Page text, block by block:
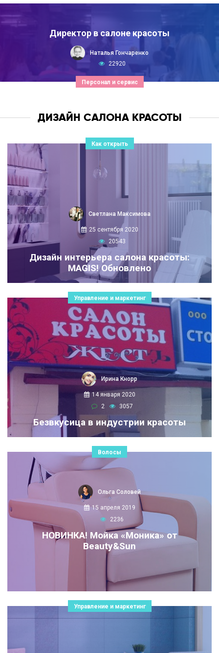
Персонал и сервис
Директор в салоне красоты
Наталья Гончаренко
22920
ДИЗАЙН САЛОНА КРАСОТЫ
Как открыть
Светлана Максимова
25 сентября 2020
20543
Дизайн интерьера салона красоты:
MAGIS! Обновлено
Управление и маркетинг
Ирина Кнорр
14 января 2020
2
3057
Безвкусица в индустрии красоты
Волосы
Ольга Соловей
15 апреля 2019
2236
НОВИНКА! Мойка «Моника» от
Beauty&Sun
Управление и маркетинг